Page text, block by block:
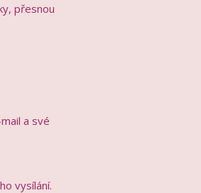
přesnou
a své
vysílání.